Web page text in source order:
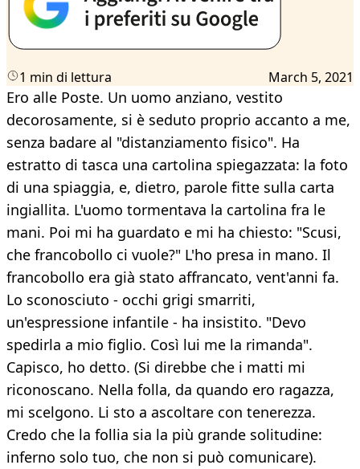
1 min di lettura March 5, 2021
Ero alle Poste. Un uomo anziano, vestito
decorosamente, si è seduto proprio accanto a me,
senza badare al "distanziamento fisico". Ha
estratto di tasca una cartolina spiegazzata: la foto
di una spiaggia, e, dietro, parole fitte sulla carta
ingiallita. L'uomo tormentava la cartolina fra le
mani. Poi mi ha guardato e mi ha chiesto: "Scusi,
che francobollo ci vuole?" L'ho presa in mano. Il
francobollo era già stato affrancato, vent'anni fa.
Lo sconosciuto - occhi grigi smarriti,
un'espressione infantile - ha insistito. "Devo
spedirla a mio figlio. Così lui me la rimanda".
Capisco, ho detto. (Si direbbe che i matti mi
riconoscano. Nella folla, da quando ero ragazza,
mi scelgono. Li sto a ascoltare con tenerezza.
Credo che la follia sia la più grande solitudine:
inferno solo tuo, che non si può comunicare).